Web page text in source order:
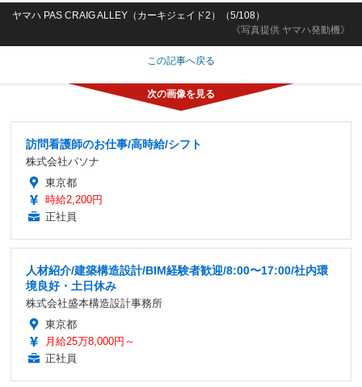
《写真提供 ヤマハ発動機》
ヤマハ PAS CRAIG ALLEY（カーキジェイド2）（5/108）
この記事へ戻る
訪問看護師のお仕事/高時給/シフト
株式会社パソナ
東京都
時給2,200円
正社員
人材紹介/建築構造設計/BIM経験者歓迎/8:00〜17:00/社内環
境良好・土日休み
株式会社盛本構造設計事務所
東京都
月給25万8,000円～
正社員